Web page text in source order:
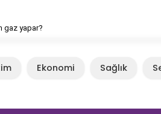
gaz yapar?
Ekonomi Sağlık